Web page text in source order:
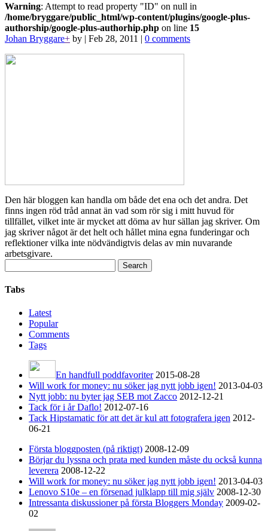
Warning: Attempt to read property "ID" on null in
/home/bryggare/public_html/wp-content/plugins/google-plus-
authorship/google-plus-authorhip.php on line 15
Johan Bryggare+ by | Feb 28, 2011 | 0 comments
Den här bloggen kan handla om både det ena och det andra. Det
finns ingen röd tråd annat än vad som rör sig i mitt huvud för
tillfället, vilket inte är mycket att döma av hur sällan jag skriver. Om
jag skriver något är det helt och hållet mina egna funderingar och
reflektioner vilka inte nödvändigtvis delas av min nuvarande
arbetsgivare.
for:
Tabs
Latest
Popular
Comments
Tags
En handfull poddfavoriter 2015-08-28
Will work for money: nu söker jag nytt jobb igen! 2013-04-03
Nytt jobb: nu byter jag SEB mot Zacco 2012-12-21
Tack för i år Daflo! 2012-07-16
Tack Hipstamatic för att det är kul att fotografera igen 2012-
06-21
Första bloggposten (på riktigt) 2008-12-09
Börjar du lyssna och prata med kunden måste du också kunna
leverera 2008-12-22
Will work for money: nu söker jag nytt jobb igen! 2013-04-03
Lenovo S10e – en försenad julklapp till mig själv 2008-12-30
Intressanta diskussioner på första Bloggers Monday 2009-02-
02